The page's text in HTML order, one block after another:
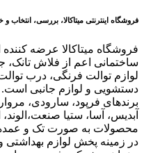
فروشگاه اینترنتی میتاکالا، بررسی،
فروشگاه میتاکالا عرضه
ساختمانی اعم از فلاش تانک،
لوازم توالت فرنگی، درب
دستشویی و لوازم جانبی است.
برندهای فرپود، سارودی،
آبدیس، آسا، ستیا
محصولات به صورت تک و عمده
در زمینه پخش لوازم بهداشتی